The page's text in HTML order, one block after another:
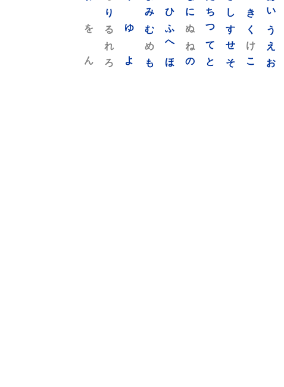
い
う
え
お
き
く
け
こ
し
す
せ
そ
ち
つ
て
と
に
ぬ
ね
の
ひ
ふ
へ
ほ
み
む
め
も
ゆ
よ
り
る
れ
ろ
を
ん